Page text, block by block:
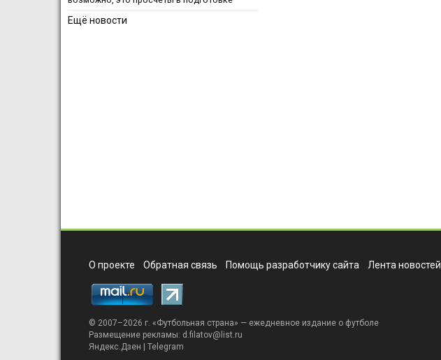
Ещё новости
О проекте Обратная связь Помощь разработчику сайта Лента новостей
© 2007–2026 г. «Футбольная страна» — ежедневное издание о футболе
Размещение рекламы: d.filatov@list.ru
Яндекс.Дзен | Telegram